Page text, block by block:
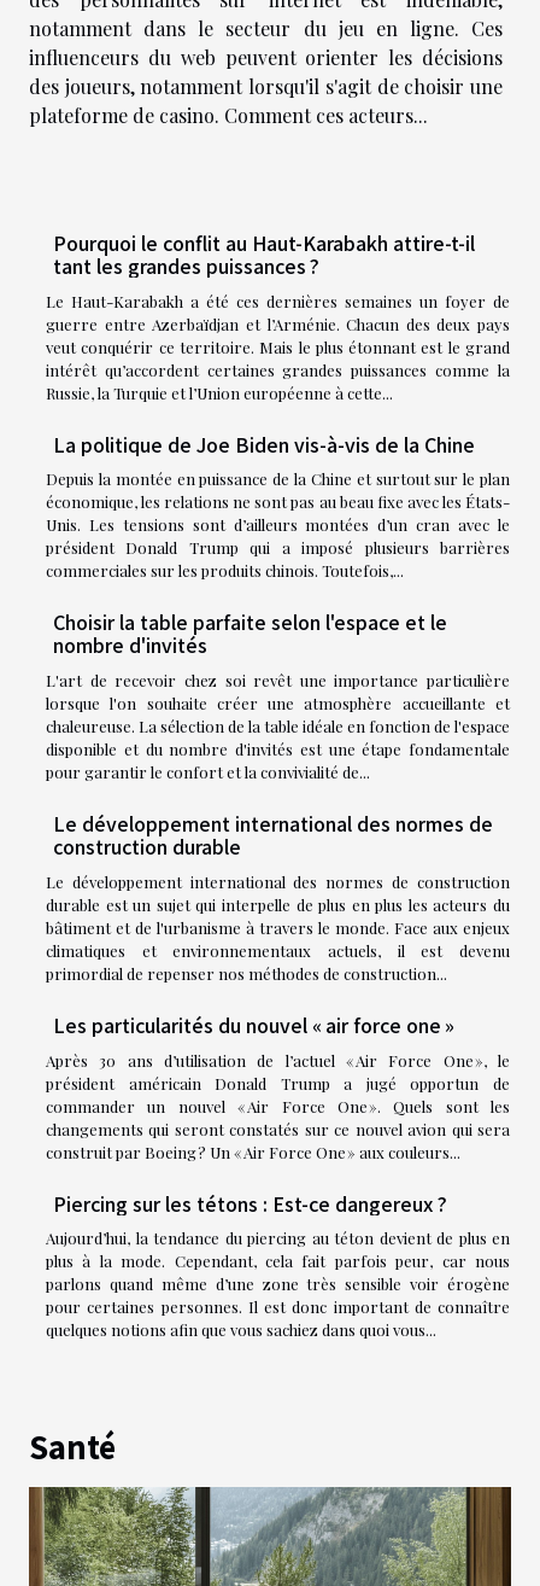
notamment dans le secteur du jeu en ligne. Ces
influenceurs du web peuvent orienter les décisions
des joueurs, notamment lorsqu'il s'agit de choisir une
plateforme de casino. Comment ces acteurs...
Pourquoi le conflit au Haut-Karabakh attire-t-il
tant les grandes puissances ?
Le Haut-Karabakh a été ces dernières semaines un foyer de
guerre entre Azerbaïdjan et l’Arménie. Chacun des deux pays
veut conquérir ce territoire. Mais le plus étonnant est le grand
intérêt qu’accordent certaines grandes puissances comme la
Russie, la Turquie et l’Union européenne à cette...
La politique de Joe Biden vis-à-vis de la Chine
Depuis la montée en puissance de la Chine et surtout sur le plan
économique, les relations ne sont pas au beau fixe avec les États-
Unis. Les tensions sont d’ailleurs montées d’un cran avec le
président Donald Trump qui a imposé plusieurs barrières
commerciales sur les produits chinois. Toutefois,...
Choisir la table parfaite selon l'espace et le
nombre d'invités
L'art de recevoir chez soi revêt une importance particulière
lorsque l'on souhaite créer une atmosphère accueillante et
chaleureuse. La sélection de la table idéale en fonction de l'espace
disponible et du nombre d'invités est une étape fondamentale
pour garantir le confort et la convivialité de...
Le développement international des normes de
construction durable
Le développement international des normes de construction
durable est un sujet qui interpelle de plus en plus les acteurs du
bâtiment et de l'urbanisme à travers le monde. Face aux enjeux
climatiques et environnementaux actuels, il est devenu
primordial de repenser nos méthodes de construction...
Les particularités du nouvel « air force one »
Après 30 ans d’utilisation de l’actuel « Air Force One », le
président américain Donald Trump a jugé opportun de
commander un nouvel « Air Force One ». Quels sont les
changements qui seront constatés sur ce nouvel avion qui sera
construit par Boeing ? Un « Air Force One » aux couleurs...
Piercing sur les tétons : Est-ce dangereux ?
Aujourd’hui, la tendance du piercing au téton devient de plus en
plus à la mode. Cependant, cela fait parfois peur, car nous
parlons quand même d’une zone très sensible voir érogène
pour certaines personnes. Il est donc important de connaître
quelques notions afin que vous sachiez dans quoi vous...
Santé